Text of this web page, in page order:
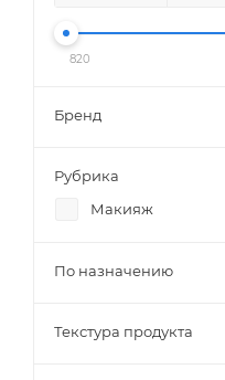
820
Бренд
Рубрика
Макияж
По назначению
Текстура продукта